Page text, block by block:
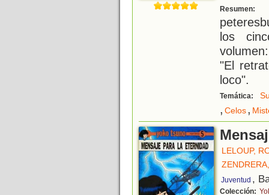
Resumen:
los
"El
loco".
Temática:
, Celos,
LELOUP,
Juventud ,
Colección: